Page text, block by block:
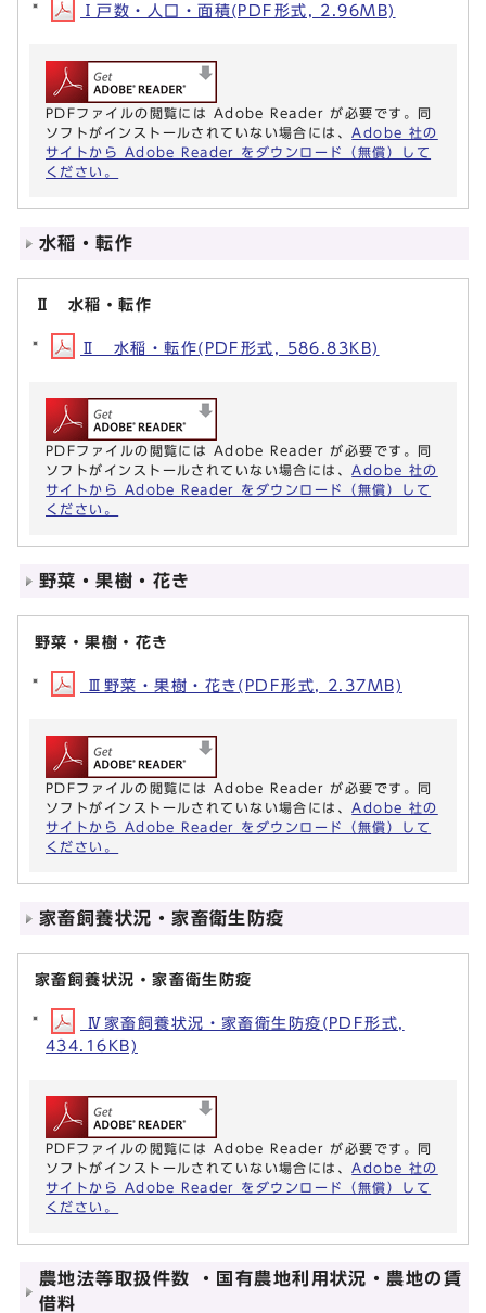
Ⅰ戸数・人口・面積(PDF形式, 2.96MB)
PDFファイルの閲覧には Adobe Reader が必要です。同
ソフトがインストールされていない場合には、 Adobe 社の
サイトから Adobe Reader をダウンロード（無償）して
ください。
水稲・転作
Ⅱ 水稲・転作
Ⅱ 水稲・転作(PDF形式, 586.83KB)
PDFファイルの閲覧には Adobe Reader が必要です。同
ソフトがインストールされていない場合には、 Adobe 社の
サイトから Adobe Reader をダウンロード（無償）して
ください。
野菜・果樹・花き
野菜・果樹・花き
Ⅲ野菜・果樹・花き(PDF形式, 2.37MB)
PDFファイルの閲覧には Adobe Reader が必要です。同
ソフトがインストールされていない場合には、 Adobe 社の
サイトから Adobe Reader をダウンロード（無償）して
ください。
家畜飼養状況・家畜衛生防疫
家畜飼養状況・家畜衛生防疫
Ⅳ家畜飼養状況・家畜衛生防疫(PDF形式,
434.16KB)
PDFファイルの閲覧には Adobe Reader が必要です。同
ソフトがインストールされていない場合には、 Adobe 社の
サイトから Adobe Reader をダウンロード（無償）して
ください。
農地法等取扱件数 ・国有農地利用状況・農地の賃
借料